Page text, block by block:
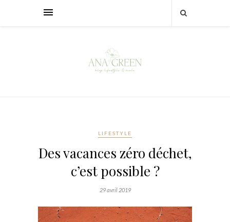
LIFESTYLE
Des vacances zéro déchet,
c’est possible ?
29 avril 2019